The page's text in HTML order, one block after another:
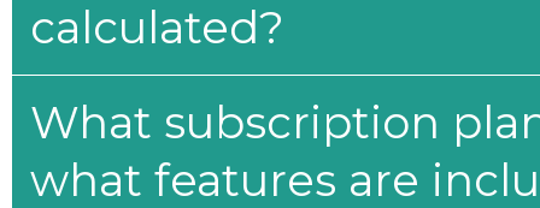
calculated?
What subscription
what features are